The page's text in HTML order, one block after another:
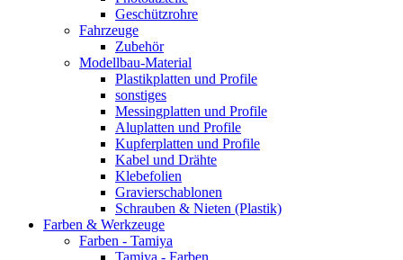
Geschützrohre
Fahrzeuge
Zubehör
Modellbau-Material
Plastikplatten und Profile
sonstiges
Messingplatten und Profile
Aluplatten und Profile
Kupferplatten und Profile
Kabel und Drähte
Klebefolien
Gravierschablonen
Schrauben & Nieten (Plastik)
Farben & Werkzeuge
Farben - Tamiya
Tamiya - Farben